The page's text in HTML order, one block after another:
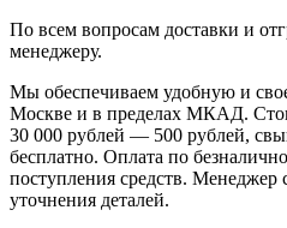
По всем вопросам доставки и
менеджеру.
Мы обеспечиваем удобную и
Москве и в пределах МКАД.
30 000 рублей — 500 рублей,
бесплатно. Оплата по
поступления средств. Менеджер
уточнения деталей.